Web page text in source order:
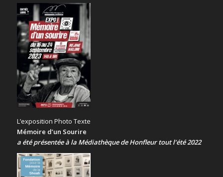
L’exposition Photo Texte
Mémoire d’un Sourire
a été présentéeà la Médiathèque de Honfleur tout l’été 2022